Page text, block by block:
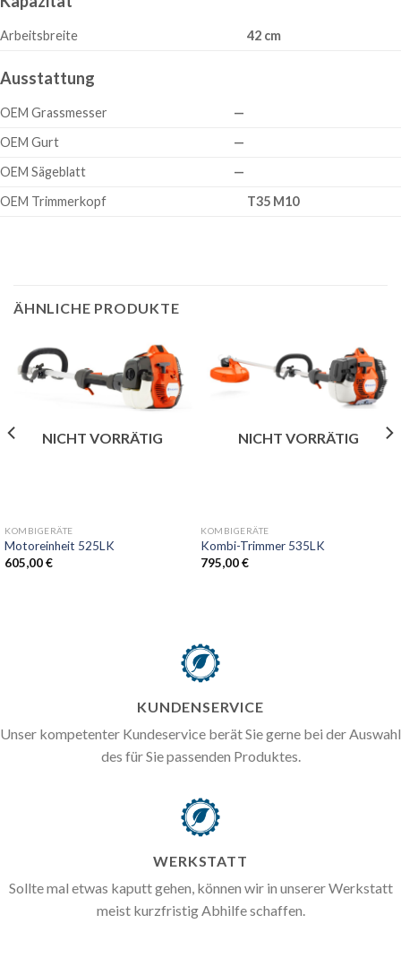
Arbeitsbreite 42 cm
Ausstattung
OEM Grassmesser
—
OEM Gurt
—
OEM Sägeblatt
—
OEM Trimmerkopf
T35 M10
ÄHNLICHE PRODUKTE
NICHT VORRÄTIG
KOMBIGERÄTE
Motoreinheit 525LK
605,00€
NICHT VORRÄTIG
KOMBIGERÄTE
Kombi-Trimmer 535LK
795,00€
KUNDENSERVICE
Unser kompetenter Kundeservice berät Sie gerne bei der Auswahl
des für Sie passenden Produktes.
WERKSTATT
Sollte mal etwas kaputt gehen, können wir in unserer Werkstatt
meist kurzfristig Abhilfe schaffen.